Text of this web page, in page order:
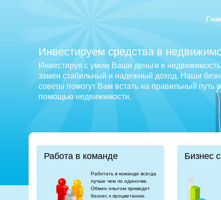
Инвестируем средства в
Инвестируя с умом Ваши деньги в
замен стабильный и надежный доход. Наши
советы помогут Вам встать на правильный путь
помощью недвижимости.
Работа в команде
Работать в команде всегда
лучше чем по одиночке.
Обмен опытом приведет
бизнес к процветанию.
Бизнес